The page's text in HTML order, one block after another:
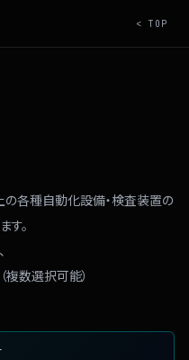
< TOP
各種自動化設備・検査装置の
す。
複数選択可能）